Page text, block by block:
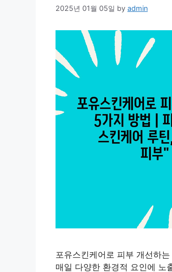
2025년 01월 05일 by admin
포유스킨케어로 피부 개선하
매일 다양한 환경적 요인에 노